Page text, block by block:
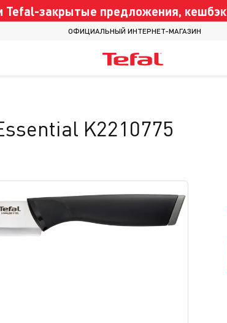
Tefal-закрытые предложения,
ОФИЦИАЛЬНЫЙ ИНТЕРНЕТ-МАГАЗИН
K2210775